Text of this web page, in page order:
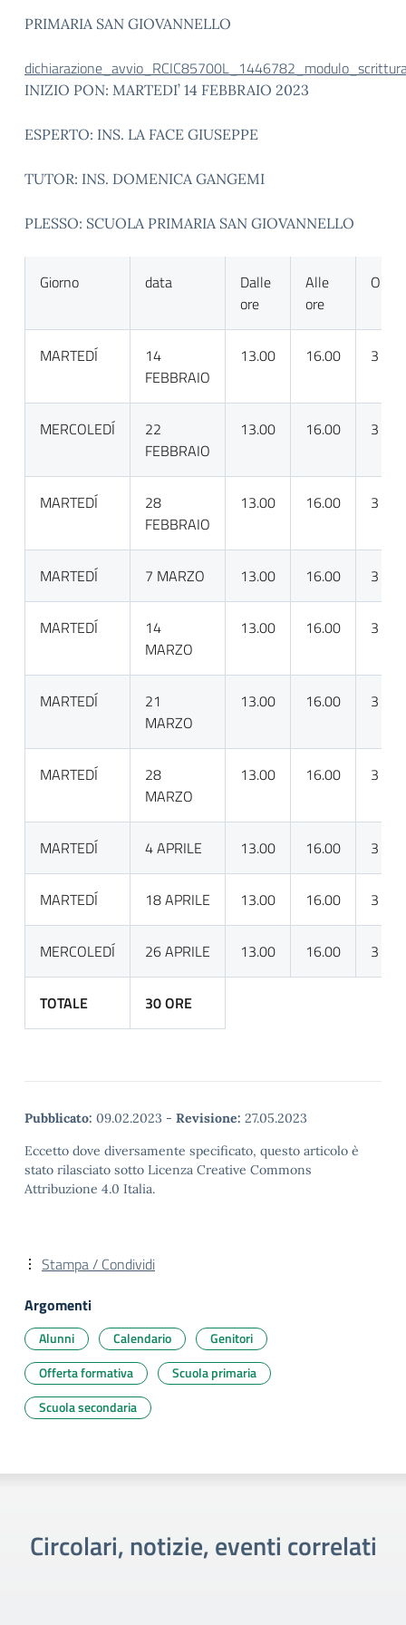
PRIMARIA SAN GIOVANNELLO
INIZIO PON: MARTEDI’ 14 FEBBRAIO 2023
ESPERTO: INS. LA FACE GIUSEPPE
TUTOR: INS. DOMENICA GANGEMI
PLESSO: SCUOLA PRIMARIA SAN GIOVANNELLO
Giorno data
Dalle
ore
Alle
ore
ORE
MARTEDÍ
14
FEBBRAIO
13.00 16.00 3
MERCOLEDÍ
22
FEBBRAIO
13.00 16.00 3
MARTEDÍ
28
FEBBRAIO
13.00 16.00 3
MARTEDÍ 7 MARZO 13.00 16.00 3
MARTEDÍ
14
MARZO
13.00 16.00 3
MARTEDÍ
21
MARZO
13.00 16.00 3
MARTEDÍ
28
MARZO
13.00 16.00 3
MARTEDÍ 4 APRILE 13.00 16.00 3
MARTEDÍ 18 APRILE 13.00 16.00 3
MERCOLEDÍ 26 APRILE 13.00 16.00 3
TOTALE 30 ORE
Pubblicato: 09.02.2023 - Revisione: 27.05.2023
Eccetto dove diversamente specificato, questo articolo è
stato rilasciato sotto Licenza Creative Commons
Attribuzione 4.0 Italia.
Stampa / Condividi
Argomenti
Alunni Calendario
Genitori
Offerta formativa
Scuola primaria
Scuola secondaria
Circolari, notizie, eventi correlati